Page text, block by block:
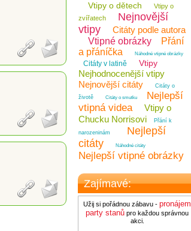
Vtipy o dětech
Vtipy o
zvířatech
Nejnovější
vtipy
Citáty podle autora
Vtipné obrázky
Přání
a přáníčka
Náhodné vtipné obrázky
Citáty v latině Vtipy
Nejhodnocenější vtipy
Nejnovější citáty
Citáty o
životě
Citáty o smutku
Nejlepší
vtipná videa
Vtipy o
Chucku Norrisovi
Přání k
narozeninám
Nejlepší
citáty
Náhodné citáty
Nejlepší vtipné obrázky
Zajímavé:
Užij si pořádnou zábavu - pronájem
party stanů pro každou správnou
akci.